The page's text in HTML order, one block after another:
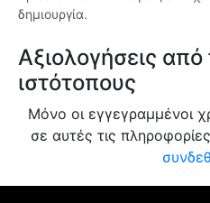
δημιουργία.
Αξιολογήσεις
ιστότοπους
Μόνο οι εγγεγραμμένοι
σε αυτές τις